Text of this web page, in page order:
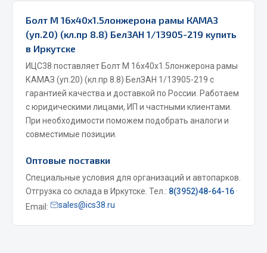
Весь раздел
Запчасти МАЗ
Система питания
Подвеска
Тормозная система
Двигатель
Электрооборудование
Показать ещё
Болт М 16х40х1.5лонжерона рамы КАМАЗ
(уп.20) (кл.пр 8.8) БелЗАН 1/13905-219 купить
в Иркутске
ИЦС38 поставляет Болт М 16х40х1.5лонжерона рамы
КАМАЗ (уп.20) (кл.пр 8.8) БелЗАН 1/13905-219 с
гарантией качества и доставкой по России. Работаем
с юридическими лицами, ИП и частными клиентами.
При необходимости поможем подобрать аналоги и
совместимые позиции.
Оптовые поставки
Специальные условия для организаций и автопарков.
Отгрузка со склада в Иркутске. Тел.: 8(3952)48-64-16 ·
Email:
sales@ics38.ru